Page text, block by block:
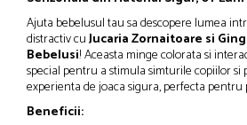
Ajuta bebelusul tau sa descopere lumea
distractiv cuJucaria Zornaitoare si
Bebelusi! Aceasta minge colorata si
special pentru a stimula simturile copiilor
experienta de joaca sigura, perfecta
Beneficii: